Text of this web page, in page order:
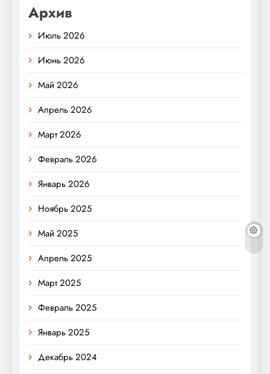
Архив
Июль 2026
Июнь 2026
Май 2026
Апрель 2026
Март 2026
Февраль 2026
Январь 2026
Ноябрь 2025
Май 2025
Апрель 2025
Март 2025
Февраль 2025
Январь 2025
Декабрь 2024